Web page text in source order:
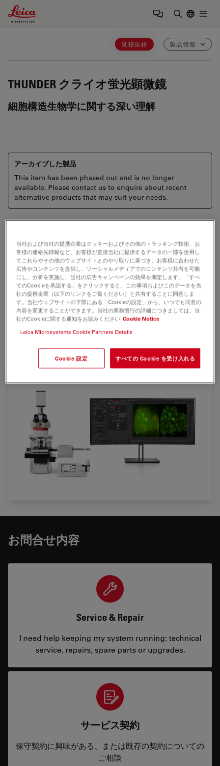
Leica Microsystems Logo
見積依頼 製品情報
THUNDER クライオ蛍光顕微鏡
細胞構造生物学に関する深い理解
アーカイブした製品
This item has been phased out and is no longer
available. Please contact us to enquire about recent
alternative products that may suit your needs.
THUNDER EM Cryo CLEMは、THUNDERイメージャー
のオプトデジタル技術を搭載したクライオ蛍光顕微鏡で
す。 これは、細胞構造生物学に関する実験の成功のカギ
となる画像データと安全なクライオ条件を提供します。
THUNDERの技術による高精細で蛍光ボケの無い画像から
関心領域の細胞構造を正確に特定し、ユーザーの電子顕微
鏡へシームレスに試料を移送します。
お問合せ内容
Service & Repair
I need help keeping my system running: technical
service, repairs, spare parts or upgrades.
サービス契約
保守契約に興味がある、または既存の契約についての
ご相談
当社および当社の提携企業はクッキーおよびその他のトラッキング技術、お
客様の連絡先情報など、お客様が直接当社に提供するデータの一部を使用し
てこれらやその他のウェブサイトとのやり取りに基づき、お客様に合わせた
広告やコンテンツを提供し、ソーシャルメディアでのコンテンツ共有を可能
にし、分析を実施し、当社の広告キャンペーンの効果を測定します。「すべ
てのCookieを承認する」をクリックすると、この事項およびこのデータを当
社の提携企業（以下のリンクをご覧ください）と共有することに同意しま
す。当社ウェブサイトの下部にある「Cookieの設定」から、いつでも同意の
内容を変更することができます。当社の業務慣行の詳細につきましては、当
社のCookieに関する通知をお読みください Cookie Notice
Leica Microsystems Cookie Partners Details
Cookie 設定 すべての Cookie を受け入れる